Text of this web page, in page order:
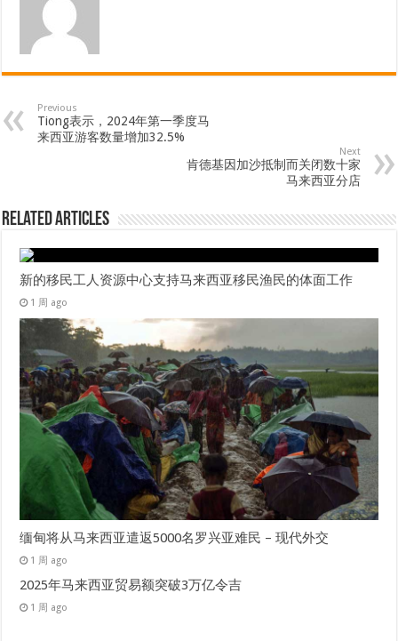
Previous
Tiong表示，2024年第一季度马
来西亚游客数量增加32.5%
Next
肯德基因加沙抵制而关闭数十家
马来西亚分店
Related Articles
新的移民工人资源中心支持马来西亚移民渔民的体面工作
1 周 ago
缅甸将从马来西亚遣返5000名罗兴亚难民 – 现代外交
1 周 ago
2025年马来西亚贸易额突破3万亿令吉
1 周 ago